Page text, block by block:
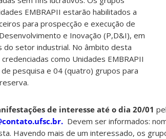
EMBRAPII estarão habilitados a
para prospecção e execução de
e Inovação (P,D&I), em
do setor industrial. No âmbito desta
como Unidades EMBRAPII
pesquisa e 04 (quatro) grupos para
de interesse até o dia 20/01
Devem ser informados:
Havendo mais de um interessado, os